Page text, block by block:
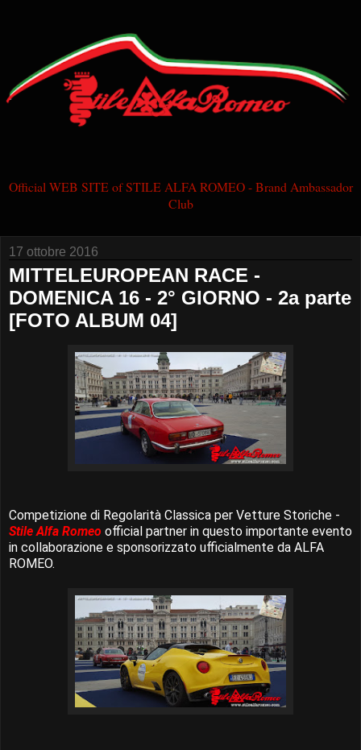
Official WEB SITE of STILE ALFA ROMEO - Brand Ambassador
Club
17 ottobre 2016
MITTELEUROPEAN RACE -
DOMENICA 16 - 2° GIORNO - 2a parte
[FOTO ALBUM 04]
Competizione di Regolarità Classica per Vetture Storiche -
Stile Alfa Romeo official partner in questo importante evento
in collaborazione e sponsorizzato ufficialmente da ALFA
ROMEO.